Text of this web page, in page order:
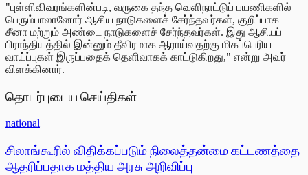
"புள்ளிவிவரங்களின்படி, வருகை தந்த வெளிநாட்டுப் பயணிகளில்
பெரும்பாலானோர் ஆசிய நாடுகளைச் சேர்ந்தவர்கள், குறிப்பாக
சீனா மற்றும் அண்டை நாடுகளைச் சேர்ந்தவர்கள். இது ஆசியப்
பிராந்தியத்தில் இன்னும் தீவிரமாக ஆராய்வதற்கு மிகப்பெரிய
வாய்ப்புகள் இருப்பதைக் தெளிவாகக் காட்டுகிறது," என்று அவர்
விளக்கினார்.
தொடர்புடைய செய்திகள்
national
சிலாங்கூரில் விதிக்கப்படும் நிலைத்தன்மை கட்டணத்தை
ஆதரிப்பதாக மத்திய அரசு அறிவிப்பு